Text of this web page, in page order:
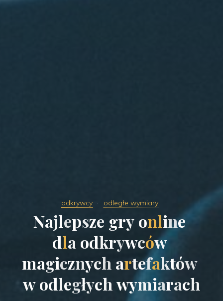
odkrywcy odległe wymiary
Najlepsze gry online
dla odkrywców
magicznych artefaktów
w odległych wymiarach